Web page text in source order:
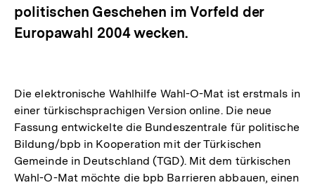
politischen Geschehen im Vorfeld der
Europawahl 2004 wecken.
Die elektronische Wahlhilfe Wahl-O-Mat ist erstmals in
einer türkischsprachigen Version online. Die neue
Fassung entwickelte die Bundeszentrale für politische
Bildung/bpb in Kooperation mit der Türkischen
Gemeinde in Deutschland (TGD). Mit dem türkischen
Wahl-O-Mat möchte die bpb Barrieren abbauen, einen